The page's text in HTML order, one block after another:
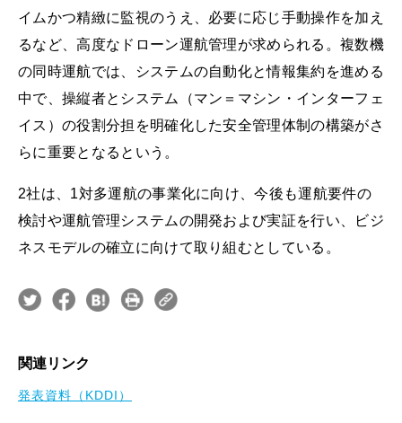
イムかつ精緻に監視のうえ、必要に応じ手動操作を加え
るなど、高度なドローン運航管理が求められる。複数機
の同時運航では、システムの自動化と情報集約を進める
中で、操縦者とシステム（マン＝マシン・インターフェ
イス）の役割分担を明確化した安全管理体制の構築がさ
らに重要となるという。
2社は、1対多運航の事業化に向け、今後も運航要件の
検討や運航管理システムの開発および実証を行い、ビジ
ネスモデルの確立に向けて取り組むとしている。
関連リンク
発表資料（KDDI）